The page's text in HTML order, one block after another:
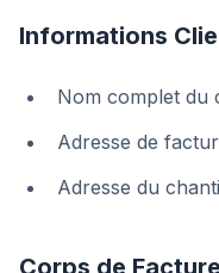
Informations
Nom complet du
Adresse de
Adresse du
Corps de